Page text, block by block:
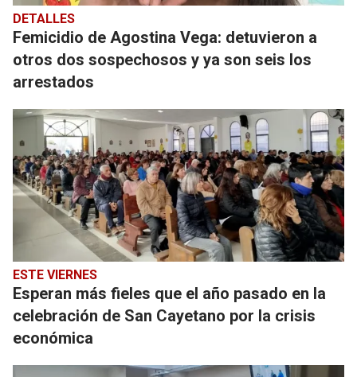
DETALLES
Femicidio de Agostina Vega: detuvieron a
otros dos sospechosos y ya son seis los
arrestados
ESTE VIERNES
Esperan más fieles que el año pasado en la
celebración de San Cayetano por la crisis
económica